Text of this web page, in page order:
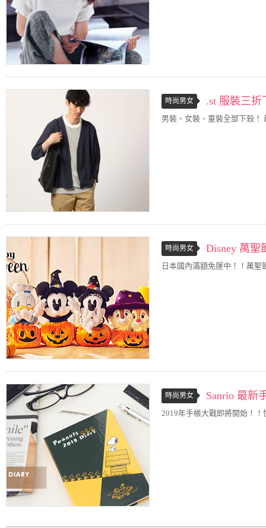
時尚男女 .st 服裝三折
男裝、女裝、童裝全部下殺！
時尚男女 Disney 萬聖
日本國內滿額免運中！！萬聖
時尚男女 Sanrio 最新
2019年手帳大戰即將開始！